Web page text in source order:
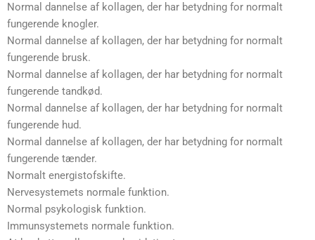
Normal dannelse af kollagen, der har betydning for normalt
fungerende knogler.
Normal dannelse af kollagen, der har betydning for normalt
fungerende brusk.
Normal dannelse af kollagen, der har betydning for normalt
fungerende tandkød.
Normal dannelse af kollagen, der har betydning for normalt
fungerende hud.
Normal dannelse af kollagen, der har betydning for normalt
fungerende tænder.
Normalt energistofskifte.
Nervesystemets normale funktion.
Normal psykologisk funktion.
Immunsystemets normale funktion.